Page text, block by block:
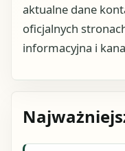
aktualne dane
oficjalnych
informacyjna i